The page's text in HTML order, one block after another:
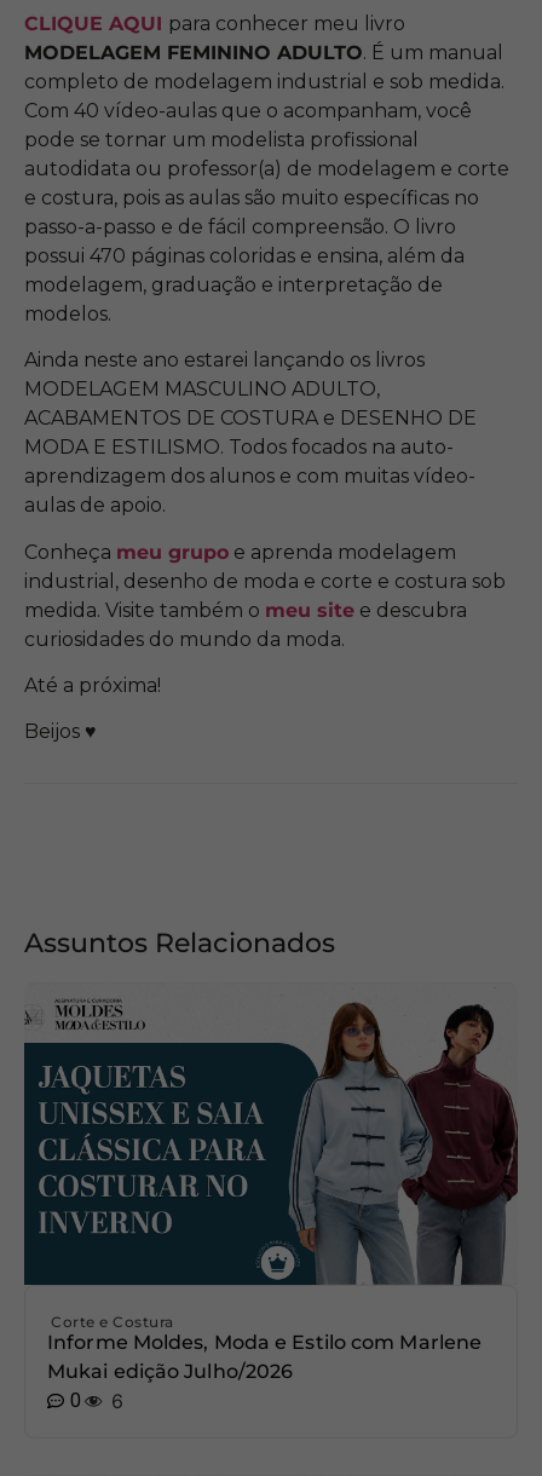
CLIQUE AQUI para conhecer meu livro
MODELAGEM FEMININO ADULTO. É um manual
completo de modelagem industrial e sob medida.
Com 40 vídeo-aulas que o acompanham, você
pode se tornar um modelista profissional
autodidata ou professor(a) de modelagem e corte
e costura, pois as aulas são muito específicas no
passo-a-passo e de fácil compreensão. O livro
possui 470 páginas coloridas e ensina, além da
modelagem, graduação e interpretação de
modelos.
Ainda neste ano estarei lançando os livros
MODELAGEM MASCULINO ADULTO,
ACABAMENTOS DE COSTURA e DESENHO DE
MODA E ESTILISMO. Todos focados na auto-
aprendizagem dos alunos e com muitas vídeo-
aulas de apoio.
Conheça meu grupo e aprenda modelagem
industrial, desenho de moda e corte e costura sob
medida. Visite também o meu site e descubra
curiosidades do mundo da moda.
Até a próxima!
Beijos ♥
Assuntos Relacionados
Corte e Costura
Informe Moldes, Moda e Estilo com Marlene
Mukai edição Julho/2026
0
6